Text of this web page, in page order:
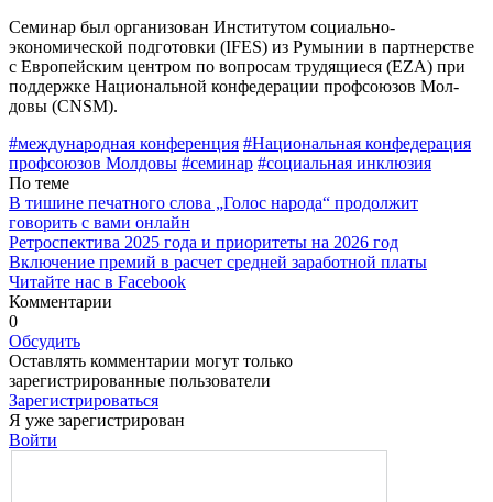
Семинар был организован Институтом социально-
экономической подго­товки (IFES) из Румынии в партнерстве
с Европейским центром по вопросам трудящиеся (EZA) при
поддержке Национальной конфедерации профсоюзов Мол­
довы (CNSM).
#международ­ная конференция #На­циональная конфедерация
профсо­юзов Молдовы #семинар #соци­альная инклюзия
По теме
В тишине печатного слова „Голос народа“ продолжит
говорить с вами онлайн
Ретроспектива 2025 года и приоритеты на 2026 год
Включение премий в расчет средней заработной платы
Читайте нас в Facebook
Комментарии
0
Обсудить
Оставлять комментарии могут только
зарегистрированные пользователи
Зарегистрироваться
Я уже зарегистрирован
Войти